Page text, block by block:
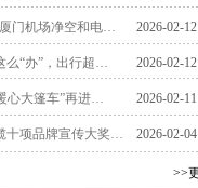
门机场净空和电… 2026-02-
么“办”，出行超… 2026-02-
心大篷车”再进… 2026-02-
十项品牌宣传大奖… 2026-02-
>>